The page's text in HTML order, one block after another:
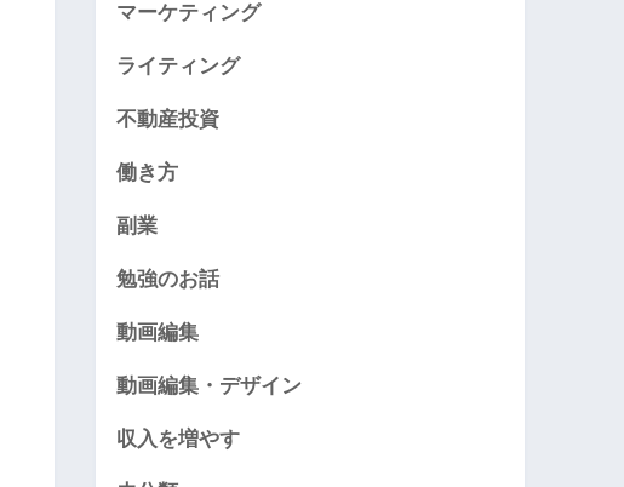
マーケティング
ライティング
不動産投資
働き方
副業
勉強のお話
動画編集
動画編集・デザイン
収入を増やす